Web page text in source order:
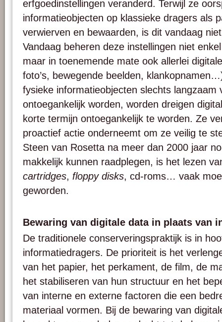
erfgoedinstellingen veranderd. Terwijl ze
informatieobjecten op klassieke dragers als
verwierven en bewaarden, is dit vandaag
Vandaag beheren deze instellingen niet
maar in toenemende mate ook allerlei
foto’s, bewegende beelden,
fysieke informatieobjecten slechts langzaam
ontoegankelijk worden, worden dreigen
korte termijn ontoegankelijk te worden. Ze
proactief actie onderneemt om ze veilig te
Steen van Rosetta na meer dan 2000 jaar
makkelijk kunnen raadplegen, is het lezen
cartridges, floppy disks, cd-roms… vaak
geworden.
Bewaring van digitale data in plaats van
De traditionele conserveringspraktijk is in
informatiedragers. De prioriteit is het
van het papier, het perkament, de film, de
het stabiliseren van hun structuur en het
van interne en externe factoren die een
materiaal vormen. Bij de bewaring van